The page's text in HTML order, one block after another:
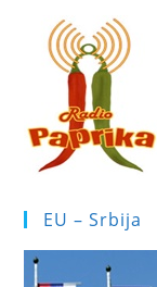
EU – Srbija